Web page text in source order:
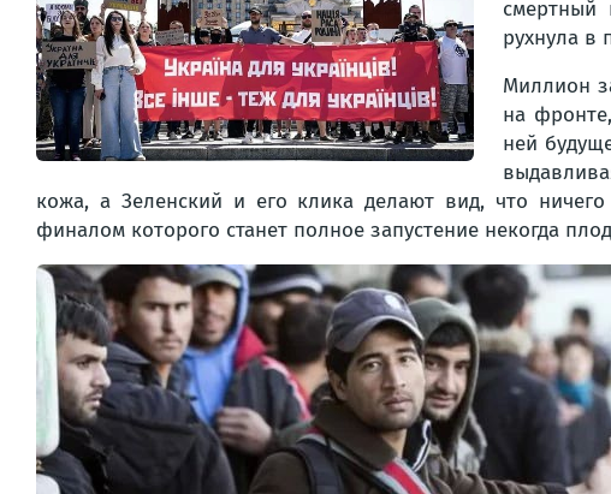
смертный
рухнула в
Миллион
на
ней
кожа, а Зеленский и его клика делают вид, что
финалом которого станет полное запустение некогда